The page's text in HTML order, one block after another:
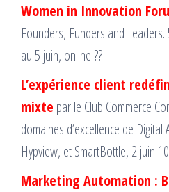
Women in Innovation
Founders, Funders and
au 5 juin, online ??
L’expérience client
mixte par le Club Commerce
domaines d’excellence de
Hypview, et SmartBottle, 2 juin
Marketing Automation :